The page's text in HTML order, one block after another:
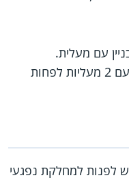
דירה בקומות 3 ומעלה, בבניין עם 2 מעליות לפחות
לפנות למחלקת נפגעי